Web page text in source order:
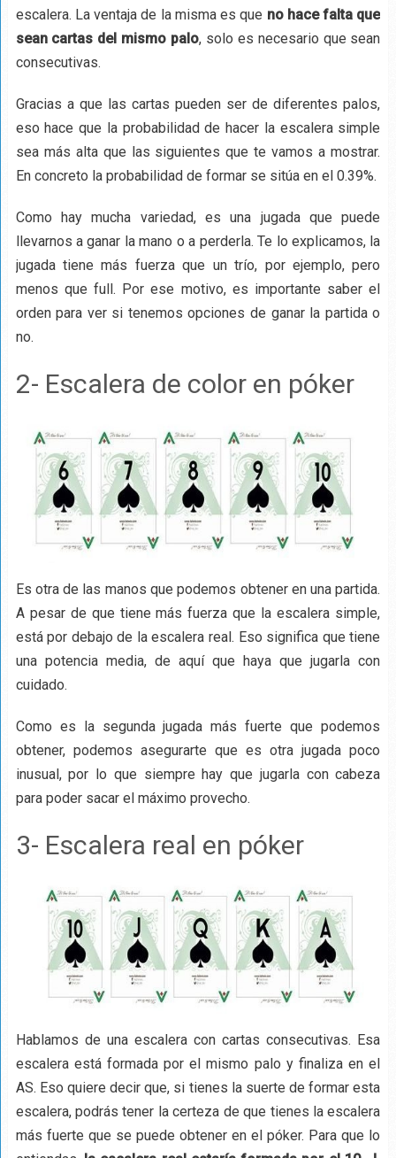
escalera. La ventaja de la misma es que no hace falta que
sean cartas del mismo palo, solo es necesario que sean
consecutivas.
Gracias a que las cartas pueden ser de diferentes palos,
eso hace que la probabilidad de hacer la escalera simple
sea más alta que las siguientes que te vamos a mostrar.
En concreto la probabilidad de formar se sitúa en el 0.39%.
Como hay mucha variedad, es una jugada que puede
llevarnos a ganar la mano o a perderla. Te lo explicamos, la
jugada tiene más fuerza que un trío, por ejemplo, pero
menos que full. Por ese motivo, es importante saber el
orden para ver si tenemos opciones de ganar la partida o
no.
2- Escalera de color en póker
Es otra de las manos que podemos obtener en una partida.
A pesar de que tiene más fuerza que la escalera simple,
está por debajo de la escalera real. Eso significa que tiene
una potencia media, de aquí que haya que jugarla con
cuidado.
Como es la segunda jugada más fuerte que podemos
obtener, podemos asegurarte que es otra jugada poco
inusual, por lo que siempre hay que jugarla con cabeza
para poder sacar el máximo provecho.
3- Escalera real en póker
Hablamos de una escalera con cartas consecutivas. Esa
escalera está formada por el mismo palo y finaliza en el
AS. Eso quiere decir que, si tienes la suerte de formar esta
escalera, podrás tener la certeza de que tienes la escalera
más fuerte que se puede obtener en el póker. Para que lo